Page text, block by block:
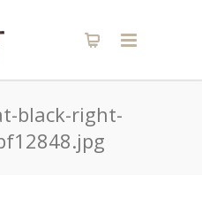
black-right-